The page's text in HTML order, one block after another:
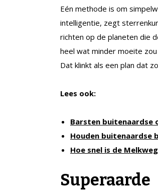
Eén methode is om
intelligentie, zegt
richten op de planeten die
heel wat minder moeite
Dat klinkt als een plan dat
Lees ook:
Barsten buitenaardse
Houden buitenaardse
Hoe snel is de
Superaarde